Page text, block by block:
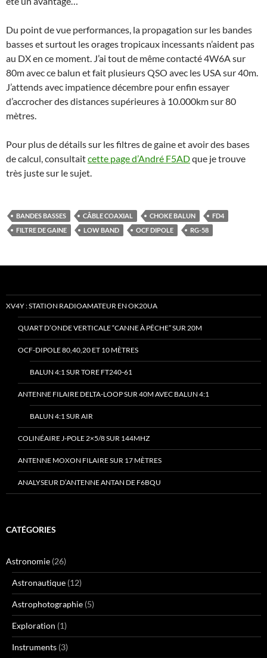
Du point de vue performances, la propagation sur les bandes
basses et surtout les orages tropicaux incessants n’aident pas
au DX en ce moment. J’ai tout de même contacté 4W6A sur
80m avec ce balun et fait plusieurs QSO avec les USA sur 40m.
J’attends avec impatience décembre pour enfin essayer
d’accrocher des distances supérieures à 10.000km sur 80
mètres.
Pour plus de détails sur les filtres de gaine et avoir des bases
de calcul, consultaitcette page d’André F5ADque je trouve
très juste sur le sujet.
BANDES BASSES CÂBLE COAXIAL CHOKE BALUN
FD4
FILTRE DE GAINE
LOW BAND OCF DIPOLE RG-58
XV4Y : STATION RADIOAMATEUR EN OK20UA
QUART D’ONDE VERTICALE “CANNE À PÊCHE” SUR 20M
OCF-DIPOLE 80,40,20 ET 10 MÈTRES
BALUN 4:1 SUR TORE FT240-61
ANTENNE FILAIRE DELTA-LOOP SUR 40M AVEC BALUN 4:1
BALUN 4:1 SUR AIR
COLINÉAIRE J-POLE 2×5/8 SUR 144MHZ
ANTENNE MOXON FILAIRE SUR 17 MÈTRES
ANALYSEUR D’ANTENNE ANTAN DE F6BQU
CATÉGORIES
Astronomie (26)
Astronautique (12)
Astrophotographie (5)
Exploration (1)
Instruments (3)